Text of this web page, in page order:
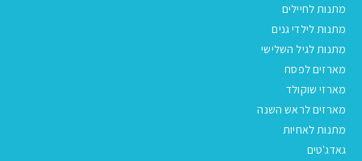
מתנות לחיילים
מתנות לילדי גנים
מתנות לגיל השלישי
מארזים לפסח
מארזי שוקולד
מארזים לראש השנה
מתנות לאחיות
גאדג'טים